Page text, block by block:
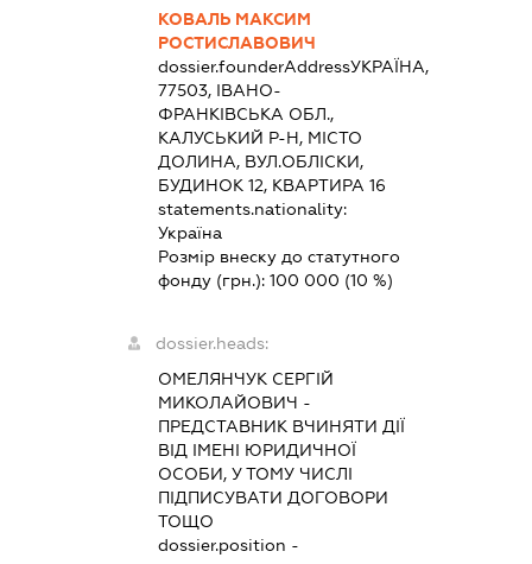
КОВАЛЬ МАКСИМ
РОСТИСЛАВОВИЧ
dossier.founderAddressУКРАЇНА,
77503, ІВАНО-
ФРАНКІВСЬКА ОБЛ.,
КАЛУСЬКИЙ Р-Н, МІСТО
ДОЛИНА, ВУЛ.ОБЛІСКИ,
БУДИНОК 12, КВАРТИРА 16
statements.nationality:
Україна
Розмір внеску до статутного
фонду (грн.):100 000 (10 %)
dossier.heads:
ОМЕЛЯНЧУК СЕРГІЙ
МИКОЛАЙОВИЧ -
ПРЕДСТАВНИК ВЧИНЯТИ ДІЇ
ВІД ІМЕНІ ЮРИДИЧНОЇ
ОСОБИ, У ТОМУ ЧИСЛІ
ПІДПИСУВАТИ ДОГОВОРИ
ТОЩО
dossier.position -